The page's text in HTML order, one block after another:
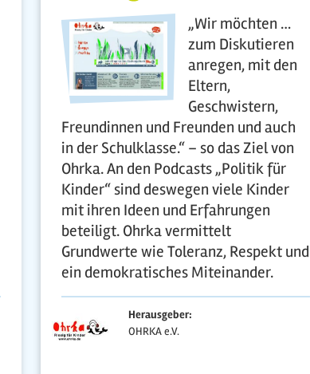
„Wir möchten …
zum Diskutieren
anregen, mit den
Eltern,
Geschwistern,
Freundinnen und Freunden und auch
in der Schulklasse.“ – so das Ziel von
Ohrka. An den Podcasts „Politik für
Kinder“ sind deswegen viele Kinder
mit ihren Ideen und Erfahrungen
beteiligt. Ohrka vermittelt
Grundwerte wie Toleranz, Respekt und
ein demokratisches Miteinander.
Herausgeber:
OHRKA e.V.